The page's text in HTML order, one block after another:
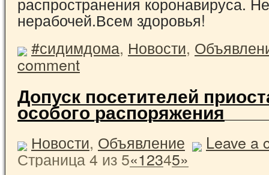
нерабочей.Всем здоровья!
#сидимдома, Новости,
comment
Допуск посетителей
особого распоряжения
Новости, Объявление Leave a
Страница 4 из 5«12345»